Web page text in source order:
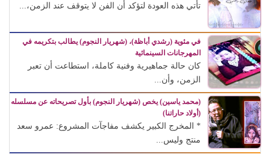
تأتي هذه العودة لتؤكد أن الفن لا يتوقف عند الزمن،...
في مئوية (رشدي أباظة)، (شهريار النجوم) يطالب بتكريمه في
المهرجانات السينمائية
كان حالة جماهيرية وفنية كاملة، استطاعت أن تعبر
الزمن، وأن...
(محمد ياسين) يخص (شهريار النجوم) بأول تصريحاته عن مسلسله
(أولاد حاراتنا)
* المخرج الكبير يكشف مفاجآت المشروع: عمرو سعد
منتج وليس...